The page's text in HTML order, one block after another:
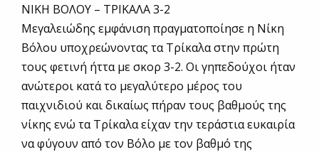
ΝΙΚΗ ΒΟΛΟΥ – ΤΡΙΚΑΛΑ 3-2
Μεγαλειώδης εμφάνιση πραγματοποίησε η Νίκη
Βόλου υποχρεώνοντας τα Τρίκαλα στην πρώτη
τους φετινή ήττα με σκορ 3-2. Οι γηπεδούχοι ήταν
ανώτεροι κατά το μεγαλύτερο μέρος του
παιχνιδιού και δικαίως πήραν τους βαθμούς της
νίκης ενώ τα Τρίκαλα είχαν την τεράστια ευκαιρία
να φύγουν από τον Βόλο με τον βαθμό της